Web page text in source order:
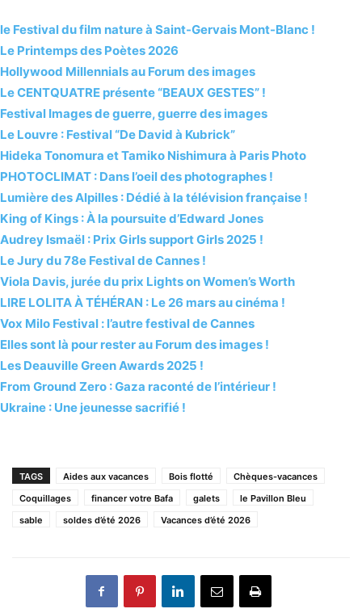
le Festival du film nature à Saint-Gervais Mont-Blanc !
Le Printemps des Poètes 2026
Hollywood Millennials au Forum des images
Le CENTQUATRE présente “BEAUX GESTES” !
Festival Images de guerre, guerre des images
Le Louvre : Festival “De David à Kubrick”
Hideka Tonomura et Tamiko Nishimura à Paris Photo
PHOTOCLIMAT : Dans l’oeil des photographes !
Lumière des Alpilles : Dédié à la télévision française !
King of Kings : À la poursuite d’Edward Jones
Audrey Ismaël : Prix Girls support Girls 2025 !
Le Jury du 78e Festival de Cannes !
Viola Davis, jurée du prix Lights on Women’s Worth
LIRE LOLITA À TÉHÉRAN : Le 26 mars au cinéma !
Vox Milo Festival : l’autre festival de Cannes
Elles sont là pour rester au Forum des images !
Les Deauville Green Awards 2025 !
From Ground Zero : Gaza raconté de l’intérieur !
Ukraine : Une jeunesse sacrifié !
TAGS Aides aux vacances Bois flotté
Chèques-vacances
Coquillages
financer votre Bafa galets
le Pavillon Bleu
sable
soldes d’été 2026 Vacances d’été 2026